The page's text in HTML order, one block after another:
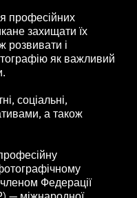
професійних
захищати їх
розвивати і
як важливий
соціальні,
а також
Федерації